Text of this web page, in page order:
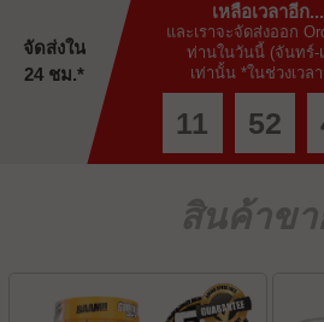
จัดส่งใน
24 ชม.*
เหลือเวลาอีก
และเราจะจัดส่งออก
ท่านในวันนี้ (จันทร์-
เท่านั้น *ในช่วงเวล
11 52
สินค้าขา